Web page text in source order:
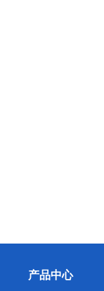
产品中心